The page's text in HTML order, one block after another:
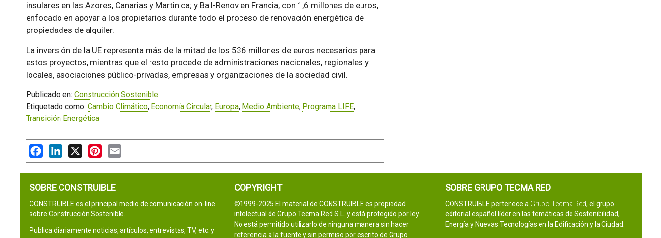
insulares en las Azores, Canarias y Martinica; y Bail-Renov en Francia, con 1,6 millones de euros,
enfocado en apoyar a los propietarios durante todo el proceso de renovación energética de
propiedades de alquiler.
La inversión de la UE representa más de la mitad de los 536 millones de euros necesarios para
estos proyectos, mientras que el resto procede de administraciones nacionales, regionales y
locales, asociaciones público-privadas, empresas y organizaciones de la sociedad civil.
Publicado en: Construcción Sostenible
Etiquetado como: Cambio Climático, Economía Circular, Europa, Medio Ambiente, Programa LIFE,
Transición Energética
FacebookLinkedIn
X PinterestEmail
SOBRE CONSTRUIBLE
CONSTRUIBLE es el principal medio de comunicación on-line
sobre Construcción Sostenible.
Publica diariamente noticias, artículos, entrevistas, TV, etc. y
COPYRIGHT
©1999-2025 El material de CONSTRUIBLE es propiedad
intelectual de Grupo Tecma Red S.L. y está protegido por ley.
No está permitido utilizarlo de ninguna manera sin hacer
referencia a la fuente y sin permiso por escrito de Grupo
SOBRE GRUPO TECMA RED
CONSTRUIBLE pertenece a Grupo Tecma Red, el grupo
editorial español líder en las temáticas de Sostenibilidad,
Energía y Nuevas Tecnologías en la Edificación y la Ciudad.